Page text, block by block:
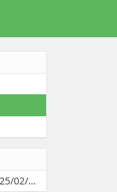
login img[2025/02/25]